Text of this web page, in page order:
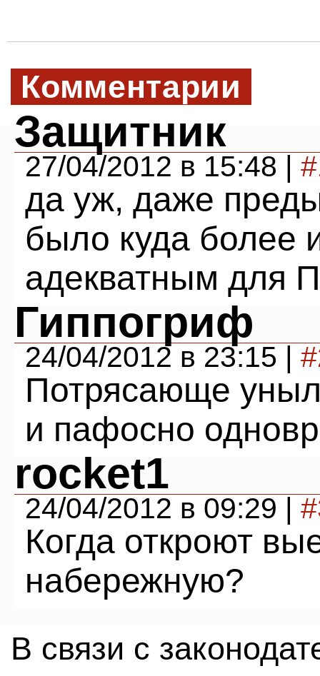
Комментарии
Защитник
27/04/2012 в 15:48 |
да уж, даже
было куда более
адекватным для
Гиппогриф
24/04/2012 в 23:15 |
Потрясающе
и пафосно
rocket1
24/04/2012 в 09:29 |
Когда откроют
набережную?
В связи с